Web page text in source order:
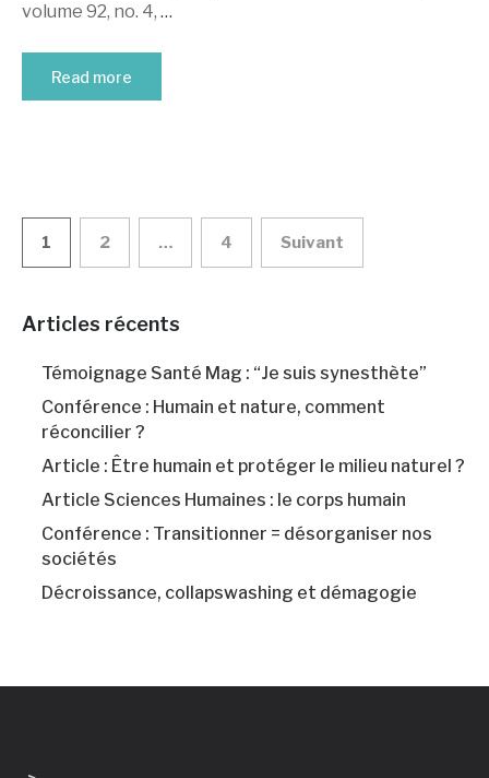
volume 92, no. 4, …
Read more
Pagination
des
publications
1 2 … 4 Suivant
Articles récents
Témoignage Santé Mag : “Je suis synesthète”
Conférence : Humain et nature, comment
réconcilier ?
Article : Être humain et protéger le milieu naturel ?
Article Sciences Humaines : le corps humain
Conférence : Transitionner = désorganiser nos
sociétés
Décroissance, collapswashing et démagogie